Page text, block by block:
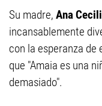
Su madre, Ana
incansablemente
con la esperanza
que "Amaia es una
demasiado".